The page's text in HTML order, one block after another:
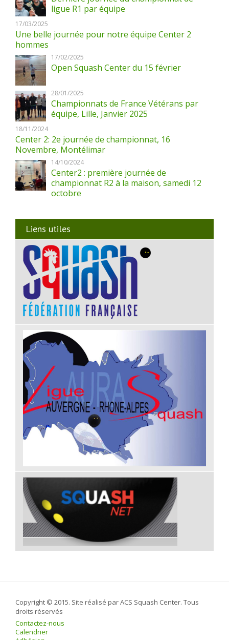
ligue R1 par équipe
17/03/2025
Une belle journée pour notre équipe Center 2
hommes
17/02/2025
Open Squash Center du 15 février
28/01/2025
Championnats de France Vétérans par
équipe, Lille, Janvier 2025
18/11/2024
Center 2: 2e journée de championnat, 16
Novembre, Montélimar
14/10/2024
Center2 : première journée de
championnat R2 à la maison, samedi 12
octobre
Liens utiles
Copyright © 2015. Site réalisé par ACS Squash Center. Tous
droits réservés
Contactez-nous
Calendrier